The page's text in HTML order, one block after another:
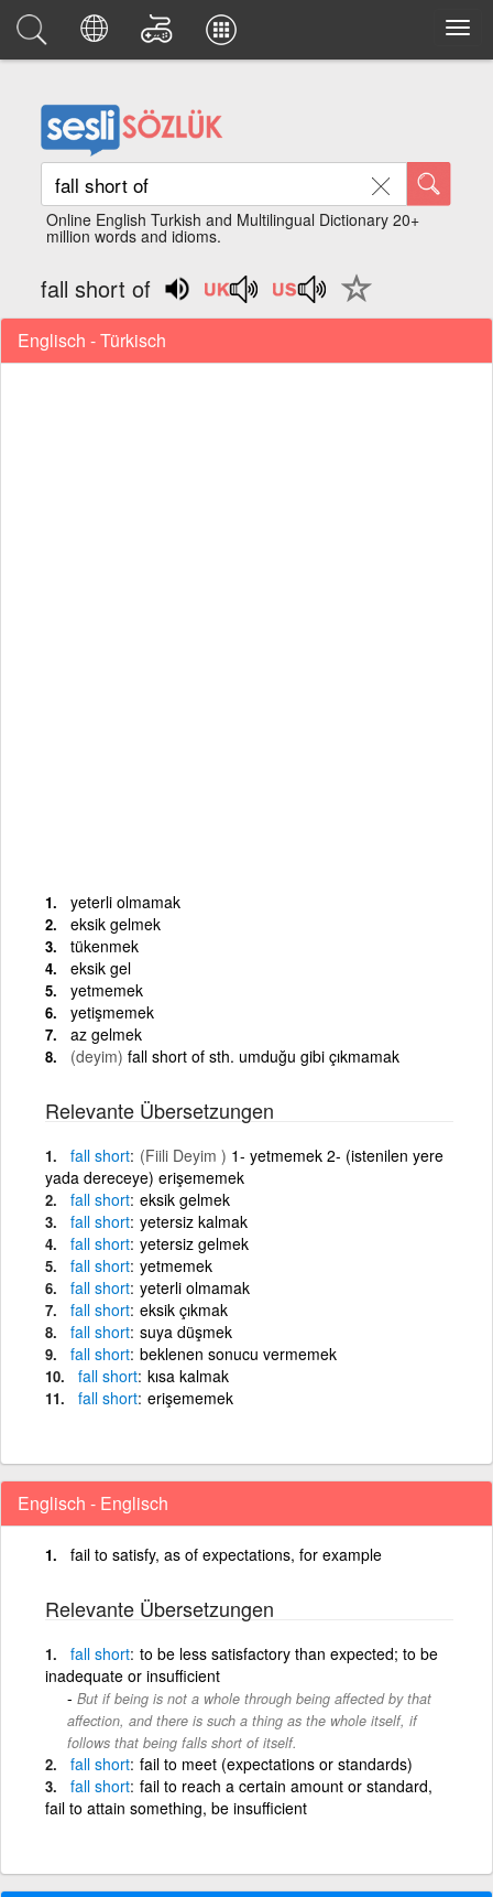
Online English Turkish and Multilingual Dictionary 20+
million words and idioms.
fall short of
Englisch - Türkisch
yeterli olmamak
eksik gelmek
tükenmek
eksik gel
yetmemek
yetişmemek
az gelmek
(deyim) fall short of sth. umduğu gibi çıkmamak
Relevante Übersetzungen
fall short (Fiili Deyim ) 1- yetmemek 2- (istenilen yere
yada dereceye) erişememek
fall short eksik gelmek
fall short yetersiz kalmak
fall short yetersiz gelmek
fall short yetmemek
fall short yeterli olmamak
fall short eksik çıkmak
fall short suya düşmek
fall short beklenen sonucu vermemek
fall short kısa kalmak
fall short erişememek
Englisch - Englisch
fail to satisfy, as of expectations, for example
Relevante Übersetzungen
fall short to be less satisfactory than expected; to be
inadequate or insufficient
But if being is not a whole through being affected by that
affection, and there is such a thing as the whole itself, if
follows that being falls short of itself.
fall short fail to meet (expectations or standards)
fall short fail to reach a certain amount or standard,
fail to attain something, be insufficient